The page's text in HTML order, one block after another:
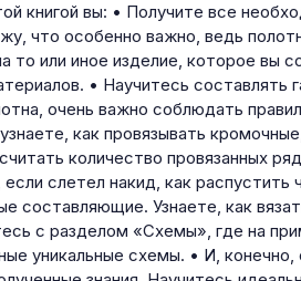
книгой вы: • Получите все
что особенно важно, ведь
то или иное изделие, которое вы
• Научитесь составлять
очень важно соблюдать
как провязывать
количество провязанных
слетел накид, как
составляющие. Узнаете, как
с разделом «Схемы», где на
уникальные схемы. • И, конечно,